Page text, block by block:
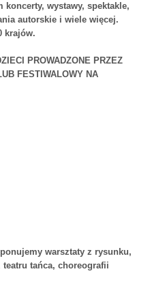
wystawy, spektakle,
autorskie i wiele więcej.
krajów.
PROWADZONE PRZEZ
FESTIWALOWY NA
warsztaty z rysunku,
tańca, choreografii